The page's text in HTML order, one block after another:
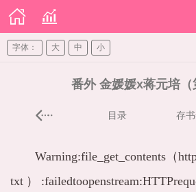
字体： 大 中 小
番外 金媛媛x蒋元培（
目录 存
Warning:file_get_contents（
txt）